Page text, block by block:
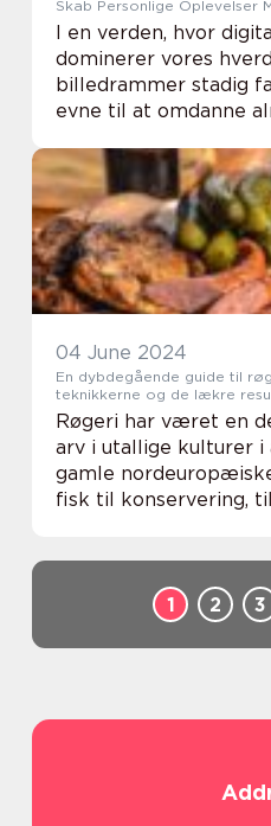
Skab Personlige Oplevelser
I en verden, hvor
dominerer vores
billedrammer stadig
evne til at omdanne
billedramme fra
blot en beskytt...
04 June 2024
En dybdegående guide til
teknikkerne og de lækre
Røgeri har været en
arv i utallige kulturer i
gamle
fisk til konservering,
1 2 3